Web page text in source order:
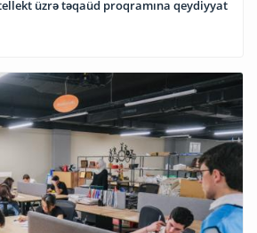
üzrə təqaüd proqramına qeydiyyat